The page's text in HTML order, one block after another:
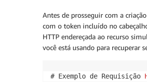
Antes de prosseguir com a
com o token incluído no
HTTP endereçada ao recurso
você está usando para recuperar
# Exemplo de Requisição